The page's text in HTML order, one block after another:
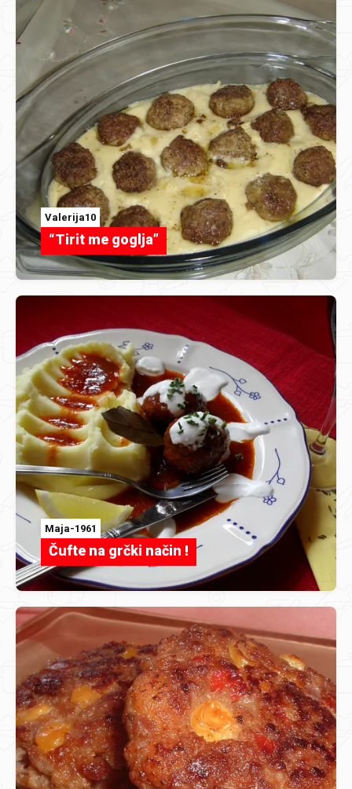
Valerija10
“Tirit me goglja”
Maja-1961
Čufte na grčki način !